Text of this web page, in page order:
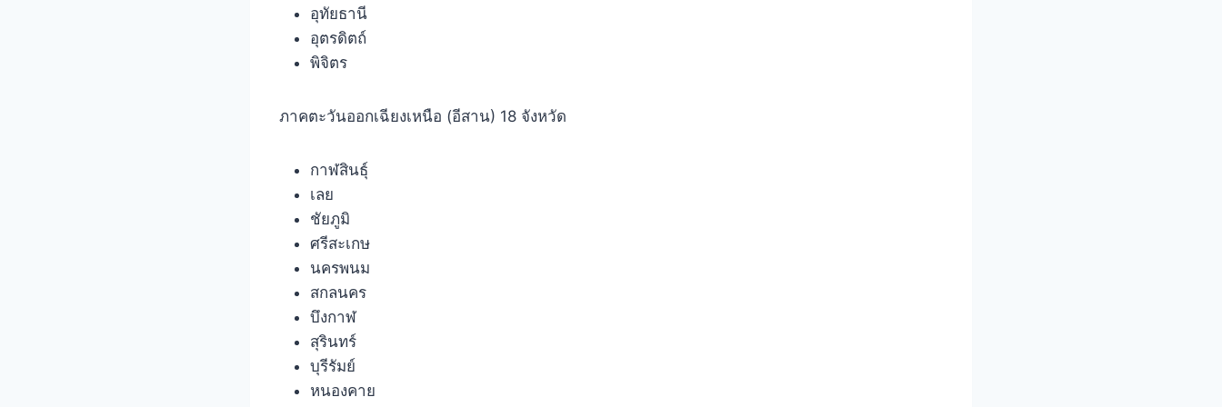
อุทัยธานี
อุตรดิตถ์
พิจิตร
ภาคตะวันออกเฉียงเหนือ (อีสาน) 18 จังหวัด
กาฬสินธุ์
เลย
ชัยภูมิ
ศรีสะเกษ
นครพนม
สกลนคร
บึงกาฬ
สุรินทร์
บุรีรัมย์
หนองคาย